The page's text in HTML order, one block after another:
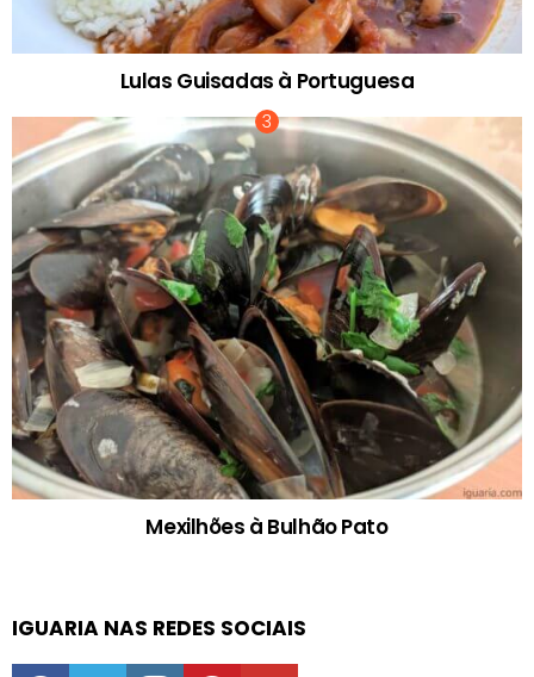
Lulas Guisadas à Portuguesa
Mexilhões à Bulhão Pato
IGUARIA NAS REDES SOCIAIS
facebooktwitter instagrampinterestyoutube